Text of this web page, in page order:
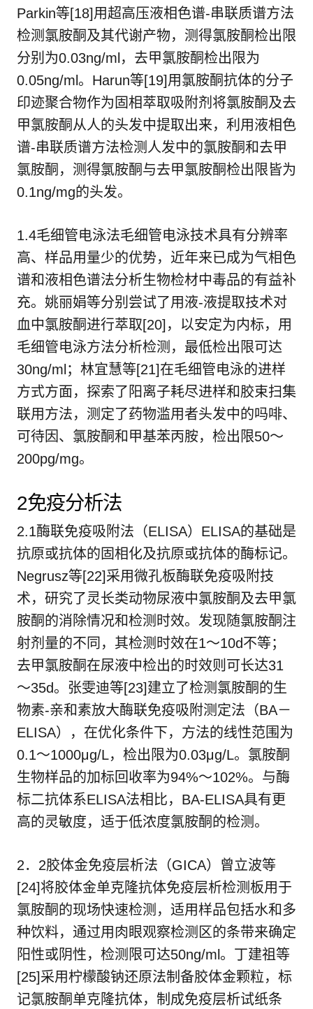
Parkin等[18]用超高压液相色谱-串联质谱方法
检测氯胺酮及其代谢产物，测得氯胺酮检出限
分别为0.03ng/ml，去甲氯胺酮检出限为
0.05ng/ml。Harun等[19]用氯胺酮抗体的分子
印迹聚合物作为固相萃取吸附剂将氯胺酮及去
甲氯胺酮从人的头发中提取出来，利用液相色
谱-串联质谱方法检测人发中的氯胺酮和去甲
氯胺酮，测得氯胺酮与去甲氯胺酮检出限皆为
0.1ng/mg的头发。
1.4毛细管电泳法毛细管电泳技术具有分辨率
高、样品用量少的优势，近年来已成为气相色
谱和液相色谱法分析生物检材中毒品的有益补
充。姚丽娟等分别尝试了用液-液提取技术对
血中氯胺酮进行萃取[20]，以安定为内标，用
毛细管电泳方法分析检测，最低检出限可达
30ng/ml；林宜慧等[21]在毛细管电泳的进样
方式方面，探索了阳离子耗尽进样和胶束扫集
联用方法，测定了药物滥用者头发中的吗啡、
可待因、氯胺酮和甲基苯丙胺，检出限50～
200pg/mg。
2免疫分析法
2.1酶联免疫吸附法（ELISA）ELISA的基础是
抗原或抗体的固相化及抗原或抗体的酶标记。
Negrusz等[22]采用微孔板酶联免疫吸附技
术，研究了灵长类动物尿液中氯胺酮及去甲氯
胺酮的消除情况和检测时效。发现随氯胺酮注
射剂量的不同，其检测时效在1～10d不等；
去甲氯胺酮在尿液中检出的时效则可长达31
～35d。张雯迪等[23]建立了检测氯胺酮的生
物素-亲和素放大酶联免疫吸附测定法（BA－
ELISA），在优化条件下，方法的线性范围为
0.1～1000μg/L，检出限为0.03μg/L。氯胺酮
生物样品的加标回收率为94%～102%。与酶
标二抗体系ELISA法相比，BA-ELISA具有更
高的灵敏度，适于低浓度氯胺酮的检测。
2．2胶体金免疫层析法（GICA）曾立波等
[24]将胶体金单克隆抗体免疫层析检测板用于
氯胺酮的现场快速检测，适用样品包括水和多
种饮料，通过用肉眼观察检测区的条带来确定
阳性或阴性，检测限可达50ng/ml。丁建祖等
[25]采用柠檬酸钠还原法制备胶体金颗粒，标
记氯胺酮单克隆抗体，制成免疫层析试纸条